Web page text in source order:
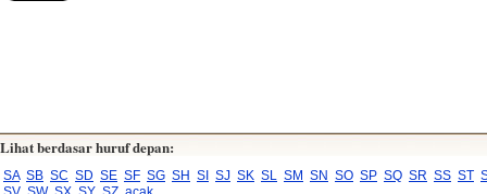
Lihat berdasar huruf depan:
SA SB SC SD SE SF SG SH SI SJ SK SL SM SN SO SP SQ SR SS ST